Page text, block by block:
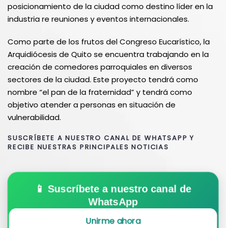
posicionamiento de la ciudad como destino líder en la
industria re reuniones y eventos internacionales.
Como parte de los frutos del Congreso Eucarístico, la
Arquidiócesis de Quito se encuentra trabajando en la
creación de comedores parroquiales en diversos
sectores de la ciudad. Este proyecto tendrá como
nombre “el pan de la fraternidad” y tendrá como
objetivo atender a personas en situación de
vulnerabilidad.
SUSCRÍBETE A NUESTRO CANAL DE WHATSAPP Y
RECIBE NUESTRAS PRINCIPALES NOTICIAS
📱 Suscríbete a nuestro canal de
WhatsApp
Unirme ahora